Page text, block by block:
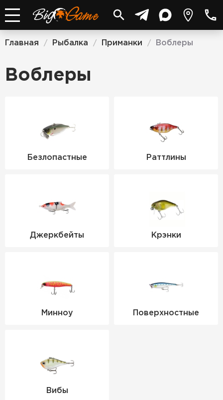
Главная / Рыбалка / Приманки / Воблеры
Воблеры
Безлопастные Раттлины
Джеркбейты Крэнки
Минноу Поверхностные
Вибы